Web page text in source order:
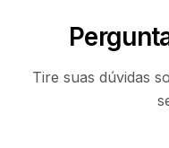
Tire suas dúvidas